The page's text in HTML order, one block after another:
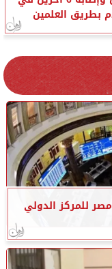
بطريق العلمين
للمركز الدولي